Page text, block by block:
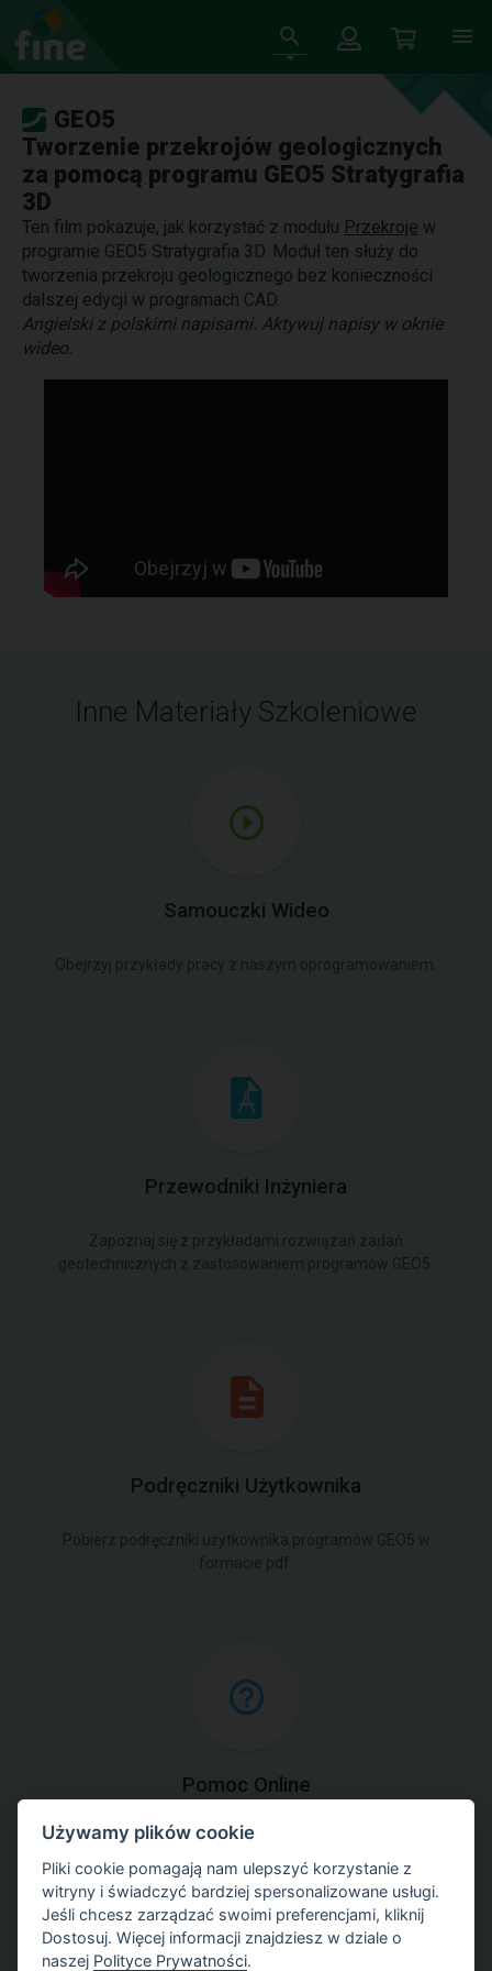
GEO5
Tworzenie przekrojów geologicznych
za pomocą programu GEO5 Stratygrafia
3D
Ten film pokazuje, jak korzystać z modułu Przekroje w
programie GEO5 Stratygrafia 3D. Moduł ten służy do
tworzenia przekroju geologicznego bez konieczności
dalszej edycji w programach CAD.
Angielski z polskimi napisami. Aktywuj napisy w oknie
wideo.
Inne Materiały Szkoleniowe
Samouczki Wideo
Obejrzyj przykłady pracy z naszym oprogramowaniem.
Przewodniki Inżyniera
Zapoznaj się z przykładami rozwiązań zadań
geotechnicznych z zastosowaniem programów GEO5.
Podręczniki Użytkownika
Pobierz podręczniki użytkownika programów GEO5 w
formacie pdf.
Pomoc Online
Skorzystaj online z kontekstowego podręcznika
użytkownika do programów GEO5.
Używamy plików cookie
Pliki cookie pomagają nam ulepszyć korzystanie z
witryny i świadczyć bardziej spersonalizowane usługi.
Jeśli chcesz zarządzać swoimi preferencjami, kliknij
Dostosuj. Więcej informacji znajdziesz w dziale o
naszej Polityce Prywatności.